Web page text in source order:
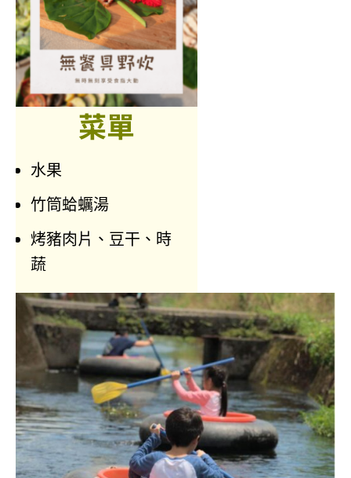
菜單
水果
竹筒蛤蠣湯
烤豬肉片、豆干、時
蔬